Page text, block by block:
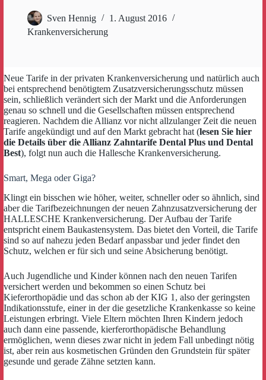
Sven Hennig
1. August 2016
Krankenversicherung
Neue Tarife in der privaten Krankenversicherung und natürlich auch
bei entsprechend benötigtem Zusatzversicherungsschutz müssen
sein, schließlich verändert sich der Markt und die Anforderungen
genau so schnell und die Gesellschaften müssen entsprechend
reagieren. Nachdem die Allianz vor nicht allzulanger Zeit die neuen
Tarife angekündigt und auf den Markt gebracht hat (lesen Sie hier
die Details über die Allianz Zahntarife Dental Plus und Dental
Best), folgt nun auch die Hallesche Krankenversicherung.
Smart, Mega oder Giga?
Klingt ein bisschen wie höher, weiter, schneller oder so ähnlich, sind
aber die Tarifbezeichnungen der neuen Zahnzusatzversicherung der
HALLESCHE Krankenversicherung. Der Aufbau der Tarife
entspricht einem Baukastensystem. Das bietet den Vorteil, die Tarife
sind so auf nahezu jeden Bedarf anpassbar und jeder findet den
Schutz, welchen er für sich und seine Absicherung benötigt.
Auch Jugendliche und Kinder können nach den neuen Tarifen
versichert werden und bekommen so einen Schutz bei
Kieferorthopädie und das schon ab der KIG 1, also der geringsten
Indikationsstufe, einer in der die gesetzliche Krankenkasse so keine
Leistungen erbringt. Viele Eltern möchten Ihren Kindern jedoch
auch dann eine passende, kierferorthopädische Behandlung
ermöglichen, wenn dieses zwar nicht in jedem Fall unbedingt nötig
ist, aber rein aus kosmetischen Gründen den Grundstein für später
gesunde und gerade Zähne setzten kann.